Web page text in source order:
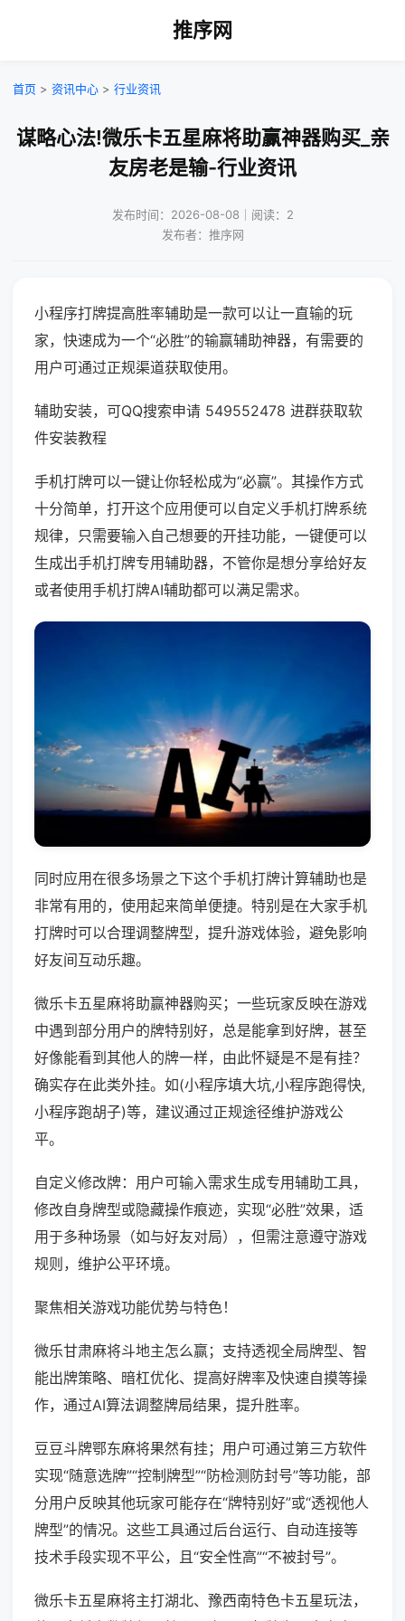
推序网
首页 > 资讯中心 > 行业资讯
谋略心法!微乐卡五星麻将助赢神器购买_亲
友房老是输-行业资讯
发布时间：2026-08-08｜阅读：2
发布者：推序网
小程序打牌提高胜率辅助是一款可以让一直输的玩
家，快速成为一个“必胜”的输赢辅助神器，有需要的
用户可通过正规渠道获取使用。
辅助安装，可QQ搜索申请 549552478 进群获取软
件安装教程
手机打牌可以一键让你轻松成为“必赢”。其操作方式
十分简单，打开这个应用便可以自定义手机打牌系统
规律，只需要输入自己想要的开挂功能，一键便可以
生成出手机打牌专用辅助器，不管你是想分享给好友
或者使用手机打牌AI辅助都可以满足需求。
同时应用在很多场景之下这个手机打牌计算辅助也是
非常有用的，使用起来简单便捷。特别是在大家手机
打牌时可以合理调整牌型，提升游戏体验，避免影响
好友间互动乐趣。
微乐卡五星麻将助赢神器购买；一些玩家反映在游戏
中遇到部分用户的牌特别好，总是能拿到好牌，甚至
好像能看到其他人的牌一样，由此怀疑是不是有挂？
确实存在此类外挂。如(小程序填大坑,小程序跑得快,
小程序跑胡子)等，建议通过正规途径维护游戏公
平。
自定义修改牌：用户可输入需求生成专用辅助工具，
修改自身牌型或隐藏操作痕迹，实现“必胜”效果，适
用于多种场景（如与好友对局），但需注意遵守游戏
规则，维护公平环境。
聚焦相关游戏功能优势与特色！
微乐甘肃麻将斗地主怎么赢；支持透视全局牌型、智
能出牌策略、暗杠优化、提高好牌率及快速自摸等操
作，通过AI算法调整牌局结果，提升胜率。
豆豆斗牌鄂东麻将果然有挂；用户可通过第三方软件
实现“随意选牌”“控制牌型”“防检测防封号”等功能，部
分用户反映其他玩家可能存在“牌特别好”或“透视他人
牌型”的情况。这些工具通过后台运行、自动连接等
技术手段实现不平公，且“安全性高”“不被封号”。
微乐卡五星麻将主打湖北、豫西南特色卡五星玩法，